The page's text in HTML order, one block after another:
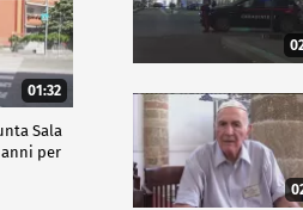
01:32
Sala
per